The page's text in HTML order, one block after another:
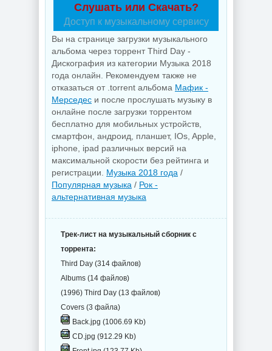
Слушать или Скачать?
Доступ к музыкальному сервису
Вы на странице загрузки музыкального
альбома через торрент Third Day -
Дискография из категории Музыка 2018
года онлайн. Рекомендуем также не
отказаться от .torrent альбома Мафик -
Мерседес и после прослушать музыку в
онлайне после загрузки торрентом
бесплатно для мобильных устройств,
смартфон, андроид, планшет, IOs, Apple,
iphone, ipad различных версий на
максимальной скорости без рейтинга и
регистрации. Музыка 2018 года /
Популярная музыка / Рок -
альтернативная музыка
Трек-лист на музыкальный сборник с
торрента:
Third Day (314 файлов)
Albums (14 файлов)
(1996) Third Day (13 файлов)
Covers (3 файла)
Back.jpg (1006.69 Kb)
CD.jpg (912.29 Kb)